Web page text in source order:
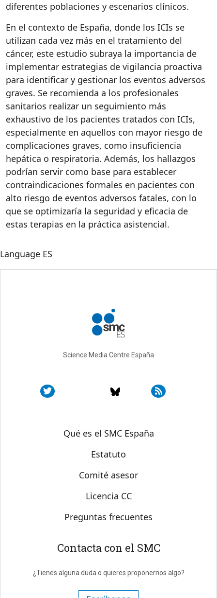
diferentes poblaciones y escenarios clínicos.
En el contexto de España, donde los ICIs se
utilizan cada vez más en el tratamiento del
cáncer, este estudio subraya la importancia de
implementar estrategias de vigilancia proactiva
para identificar y gestionar los eventos adversos
graves. Se recomienda a los profesionales
sanitarios realizar un seguimiento más
exhaustivo de los pacientes tratados con ICIs,
especialmente en aquellos con mayor riesgo de
complicaciones graves, como insuficiencia
hepática o respiratoria. Además, los hallazgos
podrían servir como base para establecer
contraindicaciones formales en pacientes con
alto riesgo de eventos adversos fatales, con lo
que se optimizaría la seguridad y eficacia de
estas terapias en la práctica asistencial.
Language ES
Science Media Centre España
Sobre SMC España
Qué es el SMC España
Estatuto
Comité asesor
Licencia CC
Preguntas frecuentes
Contacta con el SMC
¿Tienes alguna duda o quieres proponernos algo?